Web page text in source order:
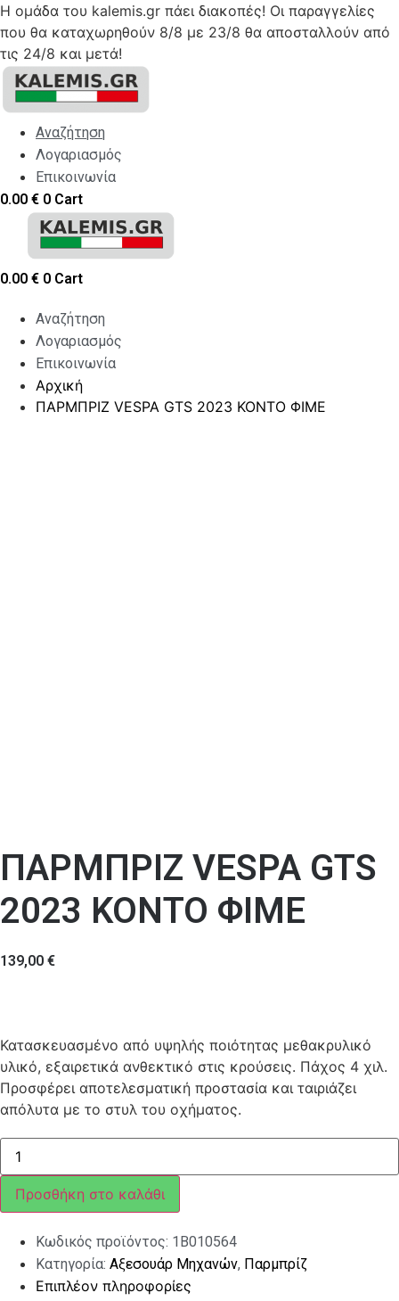
Η ομάδα του kalemis.gr πάει διακοπές! Οι παραγγελίες
που θα καταχωρηθούν 8/8 με 23/8 θα αποσταλλούν από
τις 24/8 και μετά!
Skip
content
Αναζήτηση
Λογαριασμός
Επικοινωνία
0.00 € 0 Cart
0.00 € 0 Cart
Αναζήτηση
Λογαριασμός
Επικοινωνία
Αρχική
ΠΑΡΜΠΡΙΖ VESPA GTS 2023 ΚΟΝΤΟ ΦΙΜΕ
ΠΑΡΜΠΡΙΖ VESPA GTS
2023 ΚΟΝΤΟ ΦΙΜΕ
139,00 €
Κατασκευασμένο από υψηλής ποιότητας μεθακρυλικό
υλικό, εξαιρετικά ανθεκτικό στις κρούσεις. Πάχος 4 χιλ.
Προσφέρει αποτελεσματική προστασία και ταιριάζει
απόλυτα με το στυλ του οχήματος.
ΠΑΡΜΠΡΙΖ
VESPA
GTS
2023
ΚΟΝΤΟ
ΦΙΜΕ
Προσθήκη στο καλάθι
Κωδικός προϊόντος: 1B010564
Κατηγορία: Αξεσουάρ Μηχανών, Παρμπρίζ
Επιπλέον πληροφορίες